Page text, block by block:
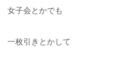
女子会とかでも
一枚引きとかして